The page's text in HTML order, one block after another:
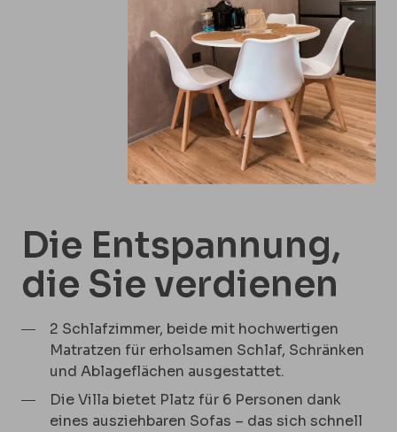
Die Entspannung,
die Sie verdienen
2 Schlafzimmer, beide mit hochwertigen
Matratzen für erholsamen Schlaf, Schränken
und Ablageflächen ausgestattet.
Die Villa bietet Platz für 6 Personen dank
eines ausziehbaren Sofas – das sich schnell